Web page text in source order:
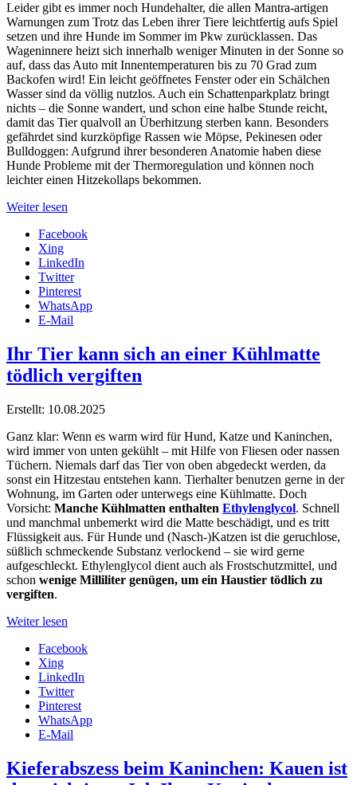
Leider gibt es immer noch Hundehalter, die allen Mantra-artigen
Warnungen zum Trotz das Leben ihrer Tiere leichtfertig aufs Spiel
setzen und ihre Hunde im Sommer im Pkw zurücklassen. Das
Wageninnere heizt sich innerhalb weniger Minuten in der Sonne so
auf, dass das Auto mit Innentemperaturen bis zu 70 Grad zum
Backofen wird! Ein leicht geöffnetes Fenster oder ein Schälchen
Wasser sind da völlig nutzlos. Auch ein Schattenparkplatz bringt
nichts – die Sonne wandert, und schon eine halbe Stunde reicht,
damit das Tier qualvoll an Überhitzung sterben kann. Besonders
gefährdet sind kurzköpfige Rassen wie Möpse, Pekinesen oder
Bulldoggen: Aufgrund ihrer besonderen Anatomie haben diese
Hunde Probleme mit der Thermoregulation und können noch
leichter einen Hitzekollaps bekommen.
Weiter lesen
Facebook
Xing
LinkedIn
Twitter
Pinterest
WhatsApp
E-Mail
Ihr Tier kann sich an einer Kühlmatte
tödlich vergiften
Erstellt: 10.08.2025
Ganz klar: Wenn es warm wird für Hund, Katze und Kaninchen,
wird immer von unten gekühlt – mit Hilfe von Fliesen oder nassen
Tüchern. Niemals darf das Tier von oben abgedeckt werden, da
sonst ein Hitzestau entstehen kann. Tierhalter benutzen gerne in der
Wohnung, im Garten oder unterwegs eine Kühlmatte. Doch
Vorsicht: Manche Kühlmatten enthalten Ethylenglycol. Schnell
und manchmal unbemerkt wird die Matte beschädigt, und es tritt
Flüssigkeit aus. Für Hunde und (Nasch-)Katzen ist die geruchlose,
süßlich schmeckende Substanz verlockend – sie wird gerne
aufgeschleckt. Ethylenglycol dient auch als Frostschutzmittel, und
schon wenige Milliliter genügen, um ein Haustier tödlich zu
vergiften.
Weiter lesen
Facebook
Xing
LinkedIn
Twitter
Pinterest
WhatsApp
E-Mail
Kieferabszess beim Kaninchen: Kauen ist